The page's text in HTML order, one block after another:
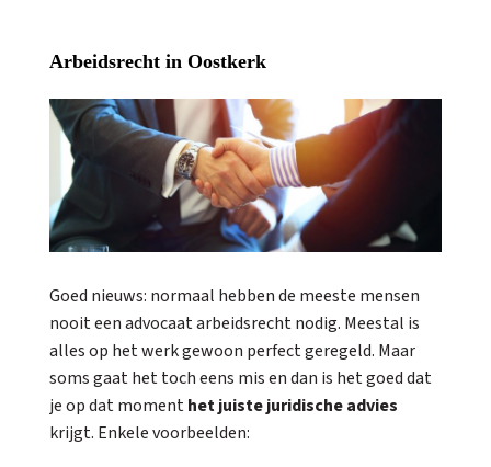
Arbeidsrecht in Oostkerk
Goed nieuws: normaal hebben de meeste mensen
nooit een advocaat arbeidsrecht nodig. Meestal is
alles op het werk gewoon perfect geregeld. Maar
soms gaat het toch eens mis en dan is het goed dat
je op dat momenthet juiste juridische advies
krijgt. Enkele voorbeelden: